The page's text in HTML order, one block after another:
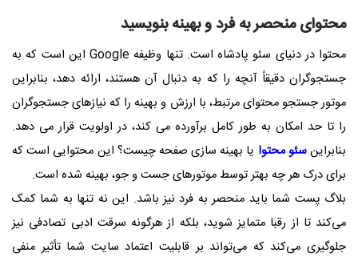
محتوای منحصر به فرد و بهینه بنویسید
محتوا در دنیای سئو پادشاه است. تنها وظیفه Google این است که به
جستجوگران دقیقاً آنچه را که به دنبال آن هستند، ارائه دهد، بنابراین
موتور جستجو محتوای مرتبط، با ارزش و بهینه را که نیازهای جستجوگران
را تا حد امکان به طور کامل برآورده می کند، در اولویت قرار می دهد.
بنابراینسئو محتوا یا بهینه سازی صفحه چیست؟ این محتوایی است که
برای درک هر چه بهتر توسط موتورهای جست و جو، بهینه شده است.
بلاگ پست شما باید منحصر به فرد نیز باشد. این نه تنها به شما کمک
می‌کند تا از رقبا متمایز شوید، بلکه از هرگونه سرقت ادبی تصادفی نیز
جلوگیری می‌کند که می‌تواند بر قابلیت اعتماد سایت شما تأثیر منفی